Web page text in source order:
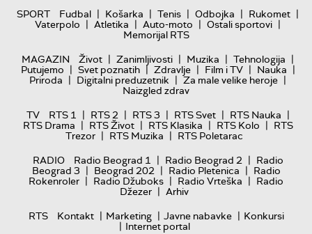
SPORT
Fudbal | Košarka | Tenis | Odbojka | Rukomet |
Vaterpolo | Atletika | Auto-moto | Ostali sportovi |
Memorijal RTS
MAGAZIN
Život | Zanimljivosti | Muzika | Tehnologija |
Putujemo | Svet poznatih | Zdravlje | Film i TV | Nauka |
Priroda | Digitalni preduzetnik | Za male velike heroje |
Naizgled zdrav
TV
RTS 1 | RTS 2 | RTS 3 | RTS Svet | RTS Nauka |
RTS Drama | RTS Život | RTS Klasika | RTS Kolo | RTS
Trezor | RTS Muzika | RTS Poletarac
RADIO
Radio Beograd 1 | Radio Beograd 2 | Radio
Beograd 3 | Beograd 202 | Radio Pletenica | Radio
Rokenroler | Radio Džuboks | Radio Vrteška | Radio
Džezer | Arhiv
RTS
Kontakt | Marketing | Javne nabavke | Konkursi
| Internet portal